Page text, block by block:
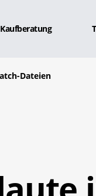
Dateien